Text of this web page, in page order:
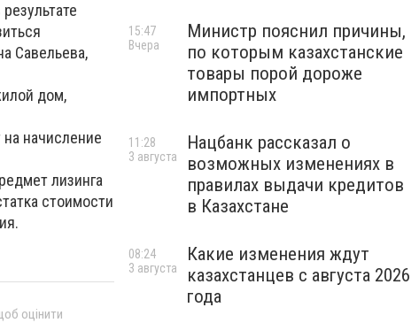
Савельева,
дом,
на начисление
лизинга
стоимости
оцінити
Министр пояснил причины,
по которым казахстанские
товары порой дороже
импортных
15:47
Вчера
Нацбанк рассказал о
возможных изменениях в
правилах выдачи кредитов
в Казахстане
11:28
3 августа
Какие изменения ждут
казахстанцев с августа 2026
года
08:24
3 августа